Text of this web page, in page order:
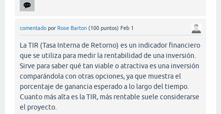
comentado por Rose Barton (100 puntos) Feb 1
La TIR (Tasa Interna de Retorno) es un indicador financiero
que se utiliza para medir la rentabilidad de una inversión.
Sirve para saber qué tan viable o atractiva es una inversión
comparándola con otras opciones, ya que muestra el
porcentaje de ganancia esperado a lo largo del tiempo.
Cuanto más alta es la TIR, más rentable suele considerarse
el proyecto.